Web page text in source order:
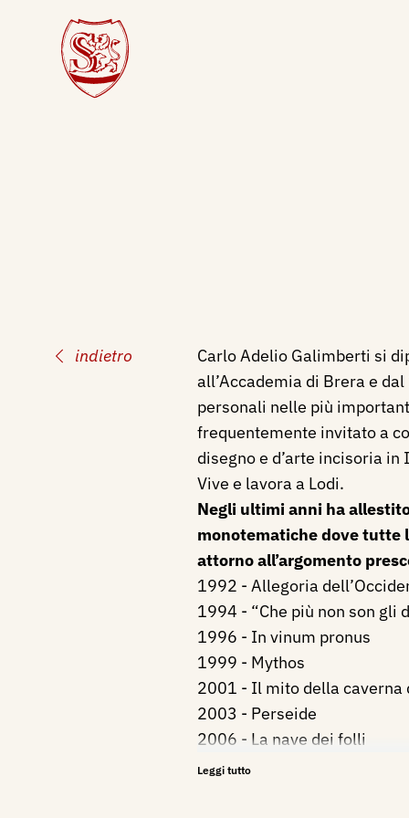
indietro
Carlo Adelio Galimberti si
all’Accademia di Brera e
personali nelle più
frequentemente invitato a
disegno e d’arte incisoria in
Vive e lavora a Lodi.
Negli ultimi anni ha
monotematiche dove tutte
attorno all’argomento
1992 - Allegoria
1994 - “Che più non son gli
1996 - In vinum pronus
1999 - Mythos
2001 - Il mito della caverna
2003 - Perseide
2006 - La nave dei folli
2011 - La belle dame sans
Leggi tutto